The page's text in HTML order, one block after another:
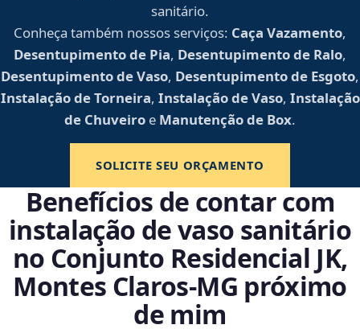
sanitário.
Conheça também nossos serviços: Caça Vazamento,
Desentupimento de Pia, Desentupimento de Ralo,
Desentupimento de Vaso, Desentupimento de Esgoto,
Instalação de Torneira, Instalação de Vaso, Instalação
de Chuveiro e Manutenção de Box.
SOLICITE SEU ORÇAMENTO
Benefícios de contar com
instalação de vaso sanitário
no Conjunto Residencial JK,
Montes Claros‑MG próximo
de mim